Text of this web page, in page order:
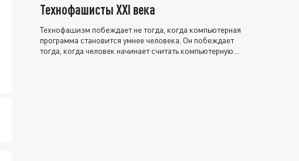
Технофашисты XXI века
Технофашизм побеждает не тогда, когда компьютерная
программа становится умнее человека. Он побеждает
тогда, когда человек начинает считать компьютерную